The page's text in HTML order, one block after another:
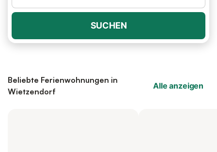
SUCHEN
Beliebte Ferienwohnungen in
Wietzendorf
Alle anzeigen